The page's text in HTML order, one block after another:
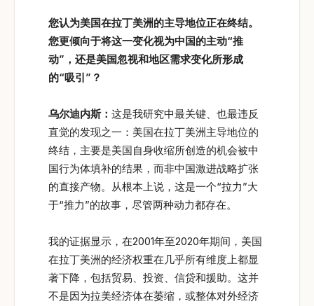
您认为美国在拉丁美洲的主导地位正在终结。
您更倾向于将这一变化视为中国的主动“推
动” ，还是美国忽视和地区需求变化所形成
的“吸引” ？
乌尔迪内斯： 这是我研究中最关键、也最违反
直觉的发现之一：美国在拉丁美洲主导地位的
终结，主要是美国自身收缩所创造的机会被中
国行为体填补的结果，而非中国激进战略扩张
的直接产物。从根本上说，这是一个“拉力”大
于“推力”的故事，尽管两种动力都存在。
我的证据显示，在2001年至2020年期间，美国
在拉丁美洲的经济权重在几乎所有维度上都显
著下降，包括贸易、投资、信贷和援助。这并
不是因为拉美经济体在萎缩，或整体对外经济